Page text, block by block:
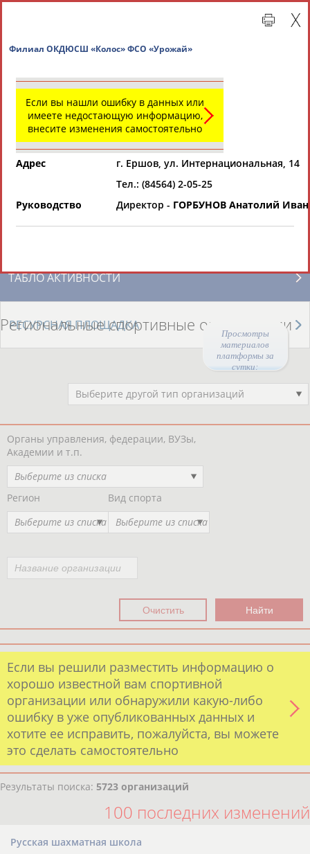
Просмотры
материалов
платформы за
сутки:
Региональные спортивные организации
СВОДНЫЕ ИНДЕКСЫ
ТАБЛО АКТИВНОСТИ
РЕСУРСНАЯ ПЛОЩАДКА
Региональные спортивные организации
Выберите другой тип организаций
Органы управления, федерации, ВУЗы,
Академии и т.п.
Выберите из списка
Регион
Выберите из списка
Вид спорта
Выберите из списка
Если вы решили разместить информацию о
хорошо известной вам спортивной
организации или обнаружили какую-либо
ошибку в уже опубликованных данных и
хотите ее исправить, пожалуйста, вы можете
это сделать самостоятельно
Результаты поиска: 5723 организаций
100 последних изменений
Русская шахматная школа
Если вы нашли ошибку в данных или
имеете недостающую информацию,
внесите изменения самостоятельно
Адрес
г. Ершов, ул. Интернациональная, 14
Тел.: (84564) 2-05-25
Руководство
Директор - ГОРБУНОВ Анатолий